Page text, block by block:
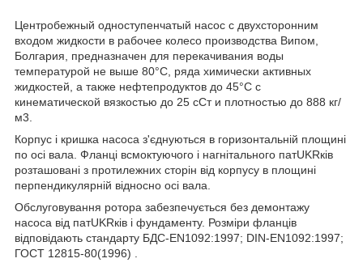
Центробежный одноступенчатый насос с двухсторонним
входом жидкости в рабочее колесо производства Випом,
Болгария, предназначен для перекачивания воды
температурой не выше 80°С, ряда химически активных
жидкостей, а также нефтепродуктов до 45°С с
кинематической вязкостью до 25 сСт и плотностью до 888 кг/
м3.
Корпус і кришка насоса з'єднуються в горизонтальній площині
по осі вала. Фланці всмоктуючого і нагнітального патUKRків
розташовані з протилежних сторін від корпусу в площині
перпендикулярній відносно осі вала.
Обслуговування ротора забезпечується без демонтажу
насоса від патUKRків і фундаменту. Розміри фланців
відповідають стандарту БДС-EN1092:1997; DIN-EN1092:1997;
ГОСТ 12815-80(1996) .